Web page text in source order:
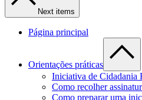
Next items
Página principal
Orientações práticas
Iniciativa de Cidadania
Como recolher
Como preparar uma